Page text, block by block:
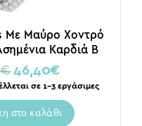
Με Μαύρο Χοντρό
Καρδιά Β
€ 46,40€
σε 1-3 εργάσιμες
στο καλάθι